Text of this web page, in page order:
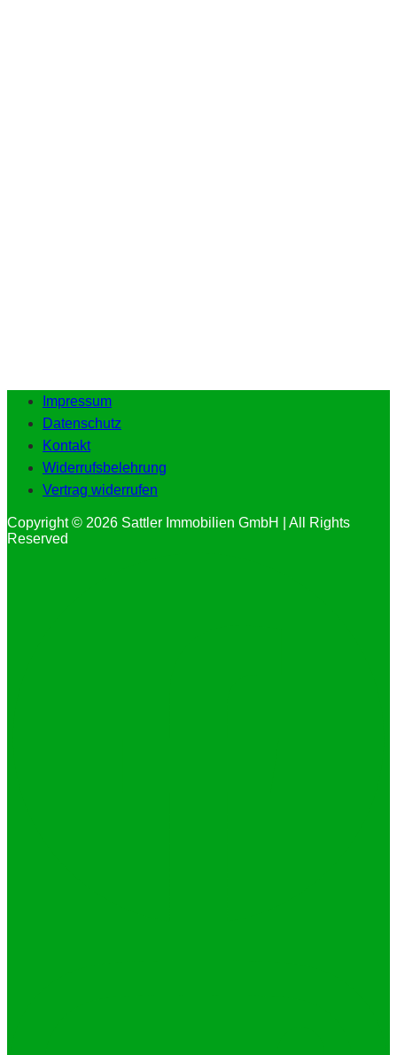
Impressum
Datenschutz
Kontakt
Widerrufsbelehrung
Vertrag widerrufen
Copyright © 2026 Sattler Immobilien GmbH | All Rights
Reserved